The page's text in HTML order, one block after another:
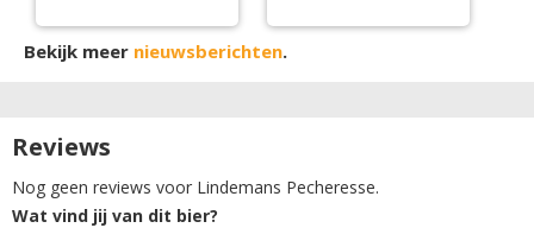
Bekijk meer nieuwsberichten.
Reviews
Nog geen reviews voor Lindemans Pecheresse.
Wat vind jij van dit bier?